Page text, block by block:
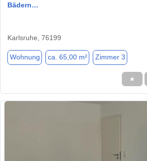
Bädern…
Karlsruhe, 76199
Wohnung ca. 65,00 m² Zimmer 3
★